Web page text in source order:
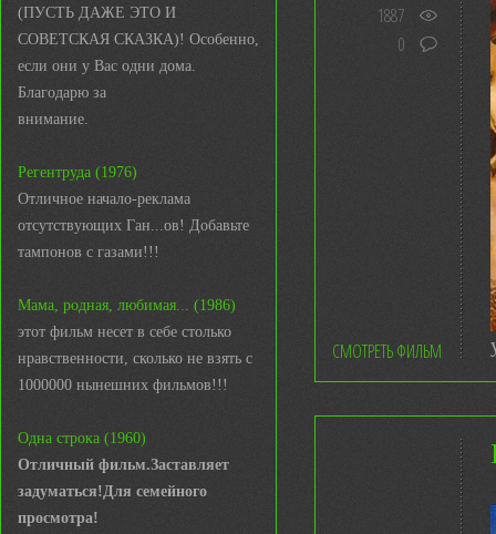
(ПУСТЬ ДАЖЕ ЭТО И
СОВЕТСКАЯ СКАЗКА)! Особенно,
если они у Вас одни дома.
Благодарю за
внимание.
Регентруда (1976)
Отличное начало-реклама
отсутствующих Ган...ов! Добавьте
тампонов с газами!!!
Мама, родная, любимая... (1986)
этот фильм несет в себе столько
нравственности, сколько не взять с
1000000 нынешних фильмов!!!
Одна строка (1960)
Отличный фильм.Заставляет
задуматься!Для семейного
просмотра!
1887
0
СМОТРЕТЬ ФИЛЬМ